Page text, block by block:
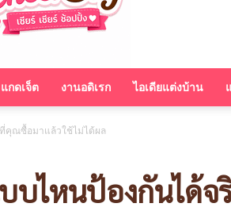
แกดเจ็ต งานอดิเรก ไอเดียแต่งบ้าน
คุณซื้อมาแล้วใช้ไม่ได้ผล
บไหนป้องกันได้